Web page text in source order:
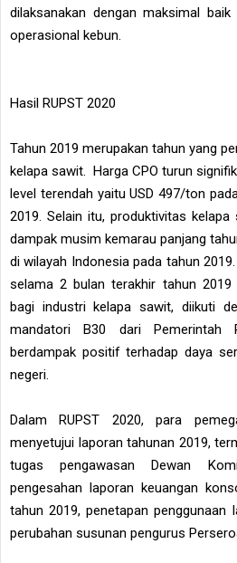
dilaksanakan dengan maksimal
operasional kebun.
Hasil RUPST 2020
Tahun 2019 merupakan tahun yang
kelapa sawit. Harga CPO turun
level terendah yaitu USD 497/ton
2019. Selain itu, produktivitas
dampak musim kemarau panjang
di wilayah Indonesia pada tahun
selama 2 bulan terakhir tahun
bagi industri kelapa sawit, diikuti
mandatori B30 dari Pemerintah
berdampak positif terhadap daya
negeri.
Dalam RUPST 2020, para
menyetujui laporan tahunan 2019,
tugas pengawasan Dewan
pengesahan laporan keuangan
tahun 2019, penetapan penggunaan
perubahan susunan pengurus